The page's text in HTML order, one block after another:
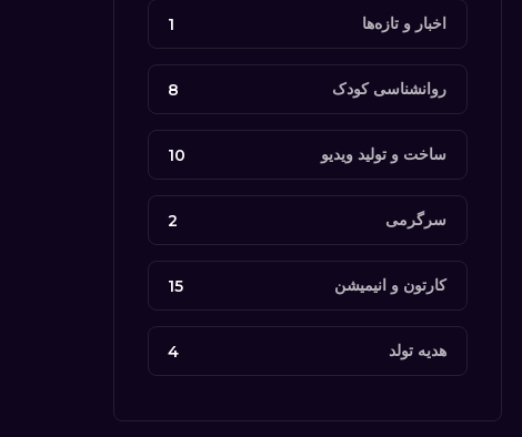
اخبار و تازه‌ها 1
روانشناسی کودک 8
ساخت و تولید ویدیو 10
سرگرمی 2
کارتون‌ و انیمیشن‌ 15
هدیه تولد 4